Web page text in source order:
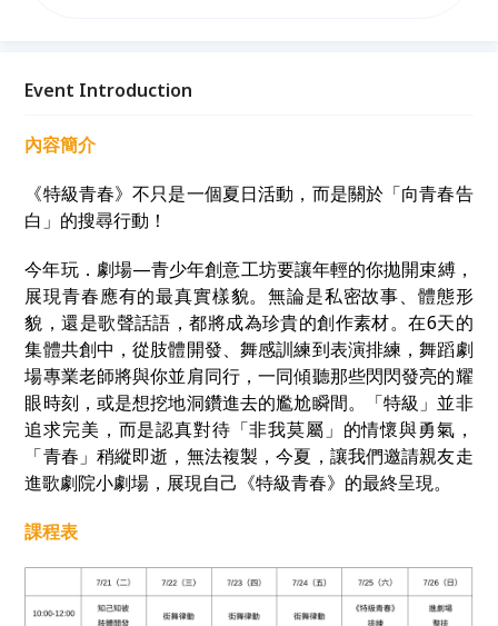
的青春時刻。
Event Introduction
內容簡介
《特級青春》不只是一個夏日活動，而是關於「向青春告
白」的搜尋行動！
今年玩．劇場—青少年創意工坊要讓年輕的你拋開束縛，
展現青春應有的最真實樣貌。無論是私密故事、體態形
貌，還是歌聲話語，都將成為珍貴的創作素材。在6天的
集體共創中，從肢體開發、舞感訓練到表演排練，舞蹈劇
場專業老師將與你並肩同行，一同傾聽那些閃閃發亮的耀
眼時刻，或是想挖地洞鑽進去的尷尬瞬間。「特級」並非
追求完美，而是認真對待「非我莫屬」的情懷與勇氣，
「青春」稍縱即逝，無法複製，今夏，讓我們邀請親友走
進歌劇院小劇場，展現自己《特級青春》的最終呈現。
課程表